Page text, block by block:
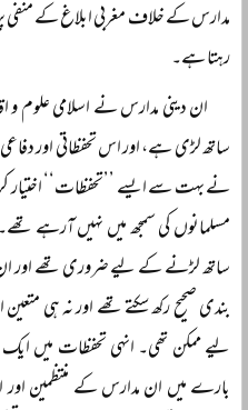
مدارس کے خلاف مغربی ابلاغ کے منفی
رہتا ہے۔
ان دینی مدارس نے اسلامی علوم و
ساتھ لڑی ہے، اور اس تحفظاتی اور
نے بہت سے ایسے ’’تحفظات‘‘ اختیار کر
مسلمانوں کی سمجھ میں نہیں آرہے
ساتھ لڑنے کے لیے ضروری تھے اور
بندی صحیح رکھ سکتے تھے اور نہ ہی
لیے ممکن تھی۔ انہی تحفظات میں
بارے میں ان مدارس کے منتظمین اور